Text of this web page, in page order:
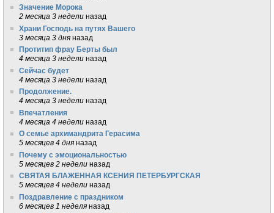
Значение Морока
2 месяца 3 недели назад
Храни Господь на путях Вашего
3 месяца 3 дня назад
Протитип фрау Берты был
4 месяца 3 недели назад
Сейчас будет
4 месяца 3 недели назад
Продолжение.
4 месяца 3 недели назад
Впечатления
4 месяца 4 недели назад
О семье архимандрита Герасима
5 месяцев 4 дня назад
Почему с эмоциональностью
5 месяцев 2 недели назад
СВЯТАЯ БЛАЖЕННАЯ КСЕНИЯ ПЕТЕРБУРГСКАЯ
5 месяцев 4 недели назад
Поздравление с праздником
6 месяцев 1 неделя назад